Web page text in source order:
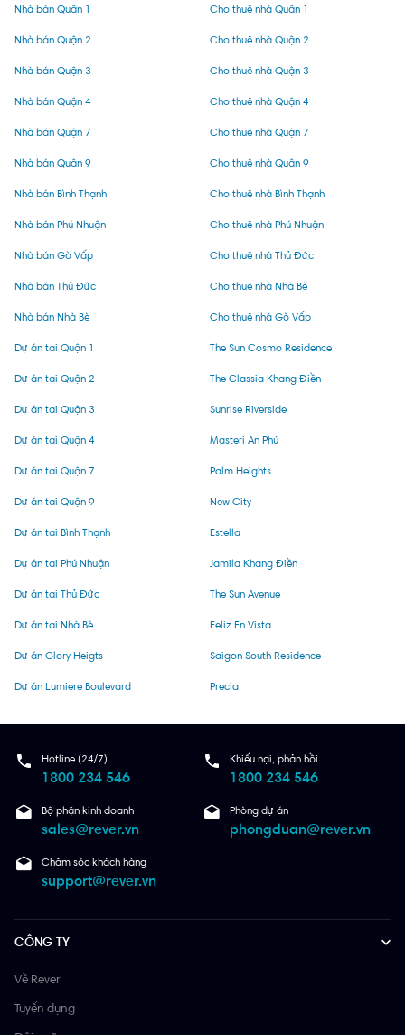
Nhà bán Quận 1
Nhà bán Quận 2
Nhà bán Quận 3
Nhà bán Quận 4
Nhà bán Quận 7
Nhà bán Quận 9
Nhà bán Bình Thạnh
Nhà bán Phú Nhuận
Nhà bán Gò Vấp
Nhà bán Thủ Đức
Nhà bán Nhà Bè
Cho thuê nhà Quận 1
Cho thuê nhà Quận 2
Cho thuê nhà Quận 3
Cho thuê nhà Quận 4
Cho thuê nhà Quận 7
Cho thuê nhà Quận 9
Cho thuê nhà Bình Thạnh
Cho thuê nhà Phú Nhuận
Cho thuê nhà Thủ Đức
Cho thuê nhà Nhà Bè
Cho thuê nhà Gò Vấp
Dự án tại Quận 1
Dự án tại Quận 2
Dự án tại Quận 3
Dự án tại Quận 4
Dự án tại Quận 7
Dự án tại Quận 9
Dự án tại Bình Thạnh
Dự án tại Phú Nhuận
Dự án tại Thủ Đức
Dự án tại Nhà Bè
Dự án Glory Heigts
Dự án Lumiere Boulevard
The Sun Cosmo Residence
The Classia Khang Điền
Sunrise Riverside
Masteri An Phú
Palm Heights
New City
Estella
Jamila Khang Điền
The Sun Avenue
Feliz En Vista
Saigon South Residence
Precia
Hotline (24/7)
1800 234 546
Khiếu nại, phản hồi
1800 234 546
Bộ phận kinh doanh
sales@rever.vn
Phòng dự án
phongduan@rever.vn
Chăm sóc khách hàng
support@rever.vn
CÔNG TY
Về Rever
Tuyển dụng